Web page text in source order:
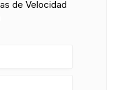
de Velocidad